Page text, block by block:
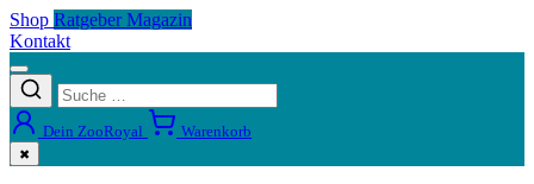
Shop Ratgeber Magazin
Kontakt
Dein ZooRoyal Warenkorb
✖